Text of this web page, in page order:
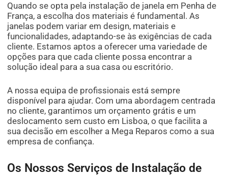
Quando se opta pela instalação de janela em Penha de
França, a escolha dos materiais é fundamental. As
janelas podem variar em design, materiais e
funcionalidades, adaptando-se às exigências de cada
cliente. Estamos aptos a oferecer uma variedade de
opções para que cada cliente possa encontrar a
solução ideal para a sua casa ou escritório.
A nossa equipa de profissionais está sempre
disponível para ajudar. Com uma abordagem centrada
no cliente, garantimos um orçamento grátis e um
deslocamento sem custo em Lisboa, o que facilita a
sua decisão em escolher a Mega Reparos como a sua
empresa de confiança.
Os Nossos Serviços de Instalação de